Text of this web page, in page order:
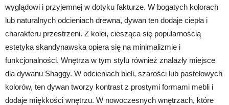
wyglądowi i przyjemnej w dotyku fakturze. W bogatych kolorach
lub naturalnych odcieniach drewna, dywan ten dodaje ciepła i
charakteru przestrzeni. Z kolei, ciesząca się popularnością
estetyka skandynawska opiera się na minimalizmie i
funkcjonalności. Wnętrza w tym stylu również znalazły miejsce
dla dywanu Shaggy. W odcieniach bieli, szarości lub pastelowych
kolorów, ten dywan tworzy kontrast z prostymi formami mebli i
dodaje miękkości wnętrzu. W nowoczesnych wnętrzach, które